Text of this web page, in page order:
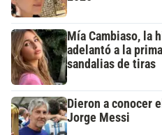
Mía Cambiaso, la
adelantó a la
sandalias de tiras
Dieron a conocer
Jorge Messi